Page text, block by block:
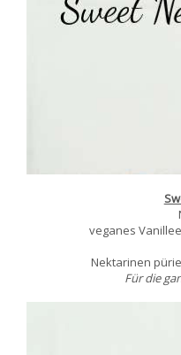
veganes
Nektarinen
Für die